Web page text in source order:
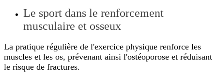
Le sport dans le renforcement
musculaire et osseux
La pratique régulière de l'exercice physique renforce les
muscles et les os, prévenant ainsi l'ostéoporose et réduisant
le risque de fractures.